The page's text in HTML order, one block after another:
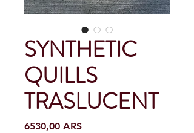
SYNTHETIC
QUILLS
TRASLUCENT
6530,00 ARSPrecio